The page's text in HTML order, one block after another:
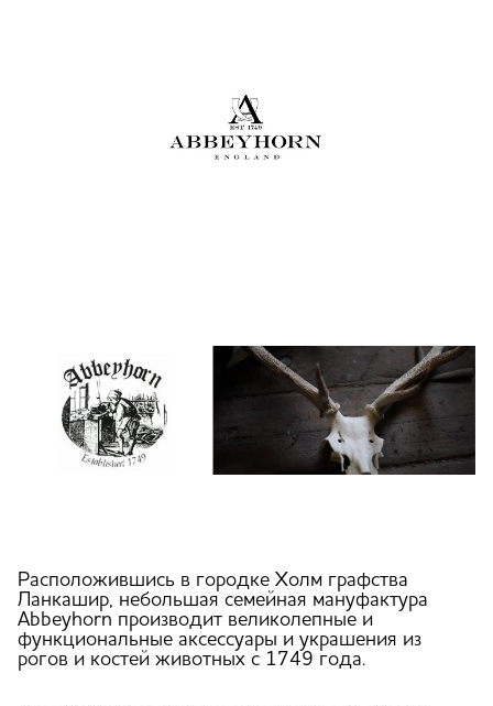
Расположившись в городке Холм графства
Лaнкашир, небольшая семейная мануфактура
Abbeyhorn производит великолепные и
функциональные аксессуары и украшения из
рогов и костей животных с 1749 года.